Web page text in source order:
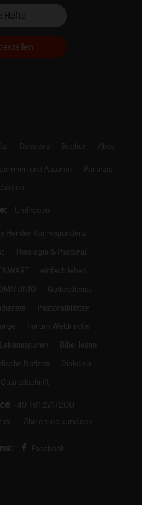
Hefte
Dossiers Bücher Abos
und Autoren
Porträts
Umfragen
Herder Korrespondenz
Theologie & Pastoral
einfach leben
Gottesdienst
Pastoralblätter
Forum Weltkirche
Lebensspuren
Bibel lesen
Notizen
Diakonia
Quartalschrift
+49 761 2717200
Abo online kündigen
Facebook